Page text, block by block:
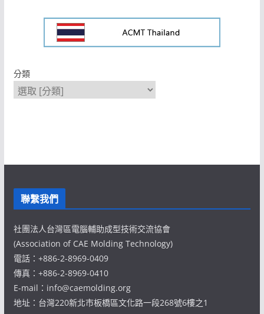
分類
聯繫我們
社團法人台灣區電腦輔助成型技術交流協會
(Association of CAE Molding Technology)
電話：+886-2-8969-0409
傳真：+886-2-8969-0410
E-mail：info@caemolding.org
地址：台灣220新北市板橋區文化路一段268號6樓之1